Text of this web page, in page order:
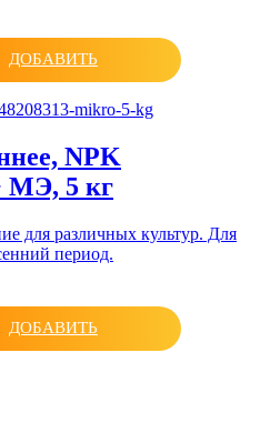
ДОБАВИТЬ
NPK
МЭ, 5 кг
для различных культур. Для
период.
ДОБАВИТЬ